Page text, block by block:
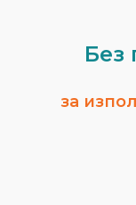
Без
за